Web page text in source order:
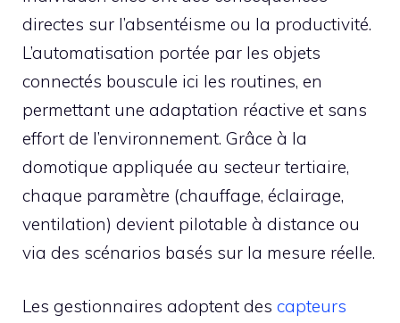
directes sur l’absentéisme ou la productivité.
L’automatisation portée par les objets
connectés bouscule ici les routines, en
permettant une adaptation réactive et sans
effort de l’environnement. Grâce à la
domotique appliquée au secteur tertiaire,
chaque paramètre (chauffage, éclairage,
ventilation) devient pilotable à distance ou
via des scénarios basés sur la mesure réelle.
Les gestionnaires adoptent des capteurs